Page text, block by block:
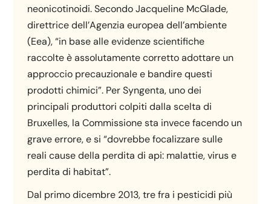
neonicotinoidi. Secondo Jacqueline McGlade,
direttrice dell’Agenzia europea dell’ambiente
(Eea), “in base alle evidenze scientifiche
raccolte è assolutamente corretto adottare un
approccio precauzionale e bandire questi
prodotti chimici”. Per Syngenta, uno dei
principali produttori colpiti dalla scelta di
Bruxelles, la Commissione sta invece facendo un
grave errore, e si “dovrebbe focalizzare sulle
reali cause della perdita di api: malattie, virus e
perdita di habitat”.
Dal primo dicembre 2013, tre fra i pesticidi più